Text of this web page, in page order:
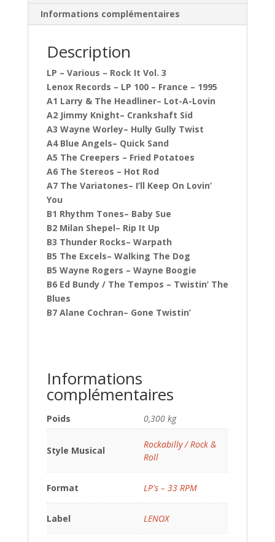
Informations complémentaires
Description
LP – Various – Rock It Vol. 3
Lenox Records – LP 100 – France – 1995
A1 Larry & The Headliner– Lot-A-Lovin
A2 Jimmy Knight– Crankshaft Sid
A3 Wayne Worley– Hully Gully Twist
A4 Blue Angels– Quick Sand
A5 The Creepers – Fried Potatoes
A6 The Stereos – Hot Rod
A7 The Variatones– I’ll Keep On Lovin’
You
B1 Rhythm Tones– Baby Sue
B2 Milan Shepel– Rip It Up
B3 Thunder Rocks– Warpath
B5 The Excels– Walking The Dog
B5 Wayne Rogers – Wayne Boogie
B6 Ed Bundy / The Tempos – Twistin’ The
Blues
B7 Alane Cochran– Gone Twistin’
Informations
complémentaires
Poids 0,300 kg
Style Musical
Rockabilly / Rock &
Roll
Format LP's – 33 RPM
Label LENOX